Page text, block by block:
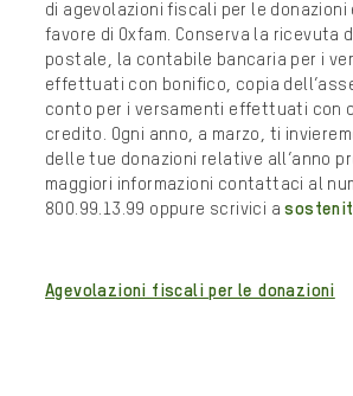
di agevolazioni fiscali per le
favore di Oxfam. Conserva la ricevuta
postale, la contabile bancaria per i
effettuati con bonifico, copia
conto per i versamenti effettuati con
credito. Ogni anno, a marzo, ti
delle tue donazioni relative all’anno
maggiori informazioni contattaci al
800.99.13.99 oppure scrivici a
Agevolazioni fiscali per le donazioni